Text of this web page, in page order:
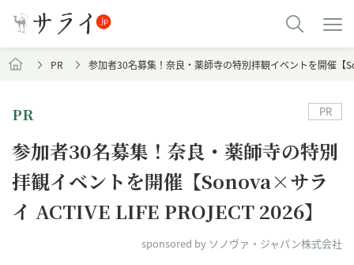
PR 参加者30名募集！奈良・薬師寺の特別拝観イベントを開催【
PR
参加者30名募集！奈良・薬師寺の特別
拝観イベントを開催【Sonova×サラ
イ ACTIVE LIFE PROJECT 2026】
sponsored by ソノヴァ・ジャパン株式会社
PR